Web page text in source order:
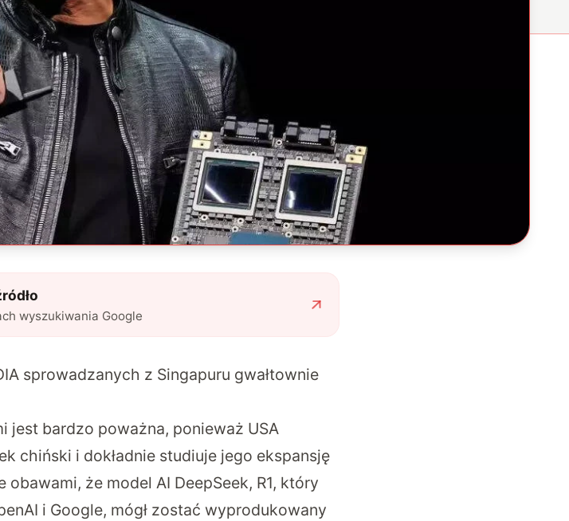
wyszukiwania Google
sprowadzanych z Singapuru gwałtownie
jest bardzo poważna, ponieważ USA
chiński i dokładnie studiuje jego ekspansję
że model AI DeepSeek, R1, który
i Google, mógł zostać wyprodukowany